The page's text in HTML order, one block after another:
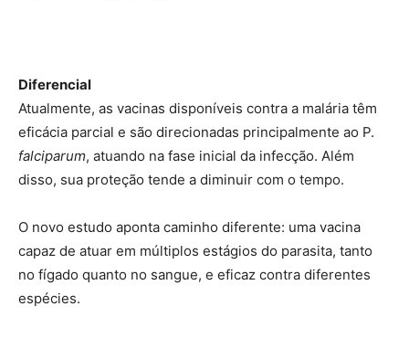
Diferencial
Atualmente, as vacinas disponíveis contra a malária têm
eficácia parcial e são direcionadas principalmente ao P.
falciparum, atuando na fase inicial da infecção. Além
disso, sua proteção tende a diminuir com o tempo.
O novo estudo aponta caminho diferente: uma vacina
capaz de atuar em múltiplos estágios do parasita, tanto
no fígado quanto no sangue, e eficaz contra diferentes
espécies.